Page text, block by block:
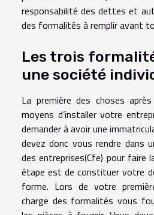
responsabilité des dettes et
des formalités à remplir avant
Les trois
une société
La première des choses
moyens d’installer votre
demander à avoir une
devez donc vous rendre dans
des entreprises(Cfe) pour faire
étape est de constituer votre
forme. Lors de votre
charge des formalités vous